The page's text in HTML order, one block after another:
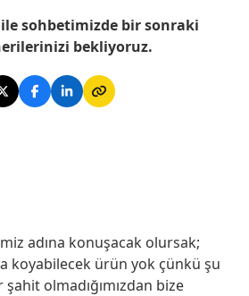
sohbetimizde bir sonraki
bekliyoruz.
adına konuşacak olursak;
koyabilecek ürün yok çünkü şu
olmadığımızdan bize